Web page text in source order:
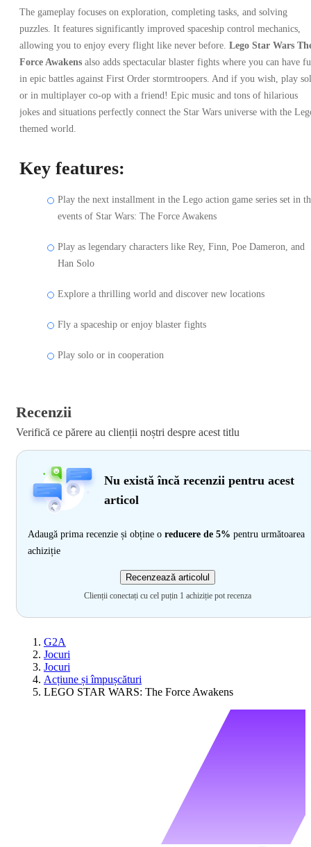
The gameplay focuses on exploration, completing tasks, and solving
puzzles. It features significantly improved spaceship control mechanics,
allowing you to enjoy every flight like never before. Lego Star Wars
Force Awakens also adds spectacular blaster fights where you can have
in epic battles against First Order stormtroopers. And if you wish, play
or in multiplayer co-op with a friend! Epic music and tons of hilarious
jokes and situations perfectly connect the Star Wars universe with the
themed world.
Key features:
Play the next installment in the Lego action game series set in
events of Star Wars: The Force Awakens
Play as legendary characters like Rey, Finn, Poe Dameron, and
Han Solo
Explore a thrilling world and discover new locations
Fly a spaceship or enjoy blaster fights
Play solo or in cooperation
Recenzii
Verifică ce părere au clienții noștri despre acest titlu
Nu există încă recenzii pentru acest
articol
Adaugă prima recenzie și obține o reducere de 5% pentru următoarea
achiziție
Recenzează articolul
Clienții conectați cu cel puțin 1 achiziție pot recenza
G2A
Jocuri
Jocuri
Acțiune și împușcături
LEGO STAR WARS: The Force Awakens